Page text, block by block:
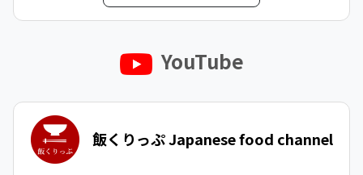
YouTube
飯くりっぷ Japanese food channel